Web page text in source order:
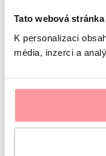
Tato webová
K personalizaci
média, inzerci a